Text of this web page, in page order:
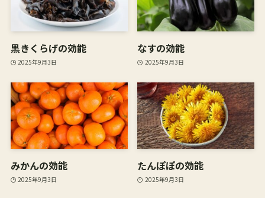
黒きくらげの効能
2025年9月3日
なすの効能
2025年9月3日
みかんの効能
2025年9月3日
たんぽぽの効能
2025年9月3日